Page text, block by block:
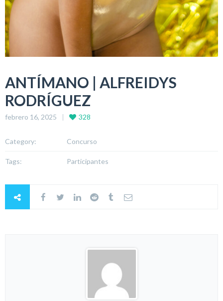
ANTÍMANO | ALFREIDYS
RODRÍGUEZ
febrero 16, 2025 328
Category: Concurso
Tags: Participantes